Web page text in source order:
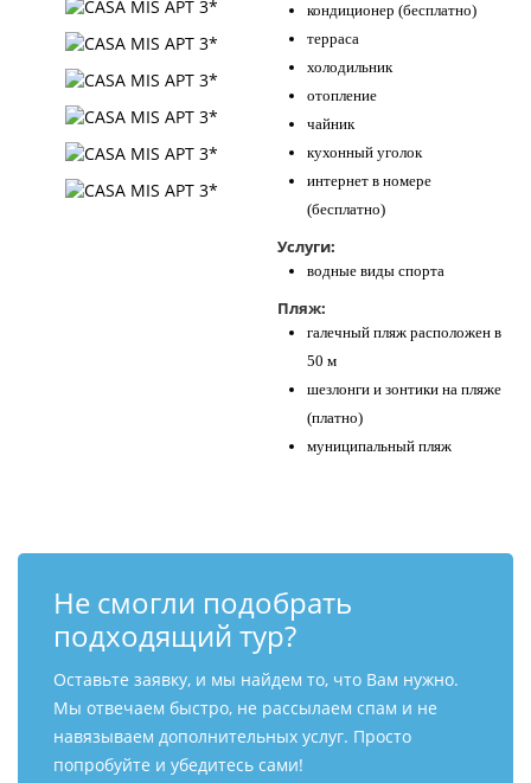
кондиционер (бесплатно)
терраса
холодильник
отопление
чайник
кухонный уголок
интернет в номере
(бесплатно)
Услуги:
водные виды спорта
Пляж:
галечный пляж расположен в
50 м
шезлонги и зонтики на пляже
(платно)
муниципальный пляж
Не смогли подобрать
подходящий тур?
Оставьте заявку, и мы найдем то, что Вам нужно.
Мы отвечаем быстро, не рассылаем спам и не
навязываем дополнительных услуг. Просто
попробуйте и убедитесь сами!